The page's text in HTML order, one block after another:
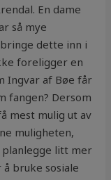
En dame
så mye
dette inn i
foreligger en
Ingvar af Bøe får
fangen? Dersom
mest mulig ut av
muligheten,
planlegge litt mer
bruke sosiale